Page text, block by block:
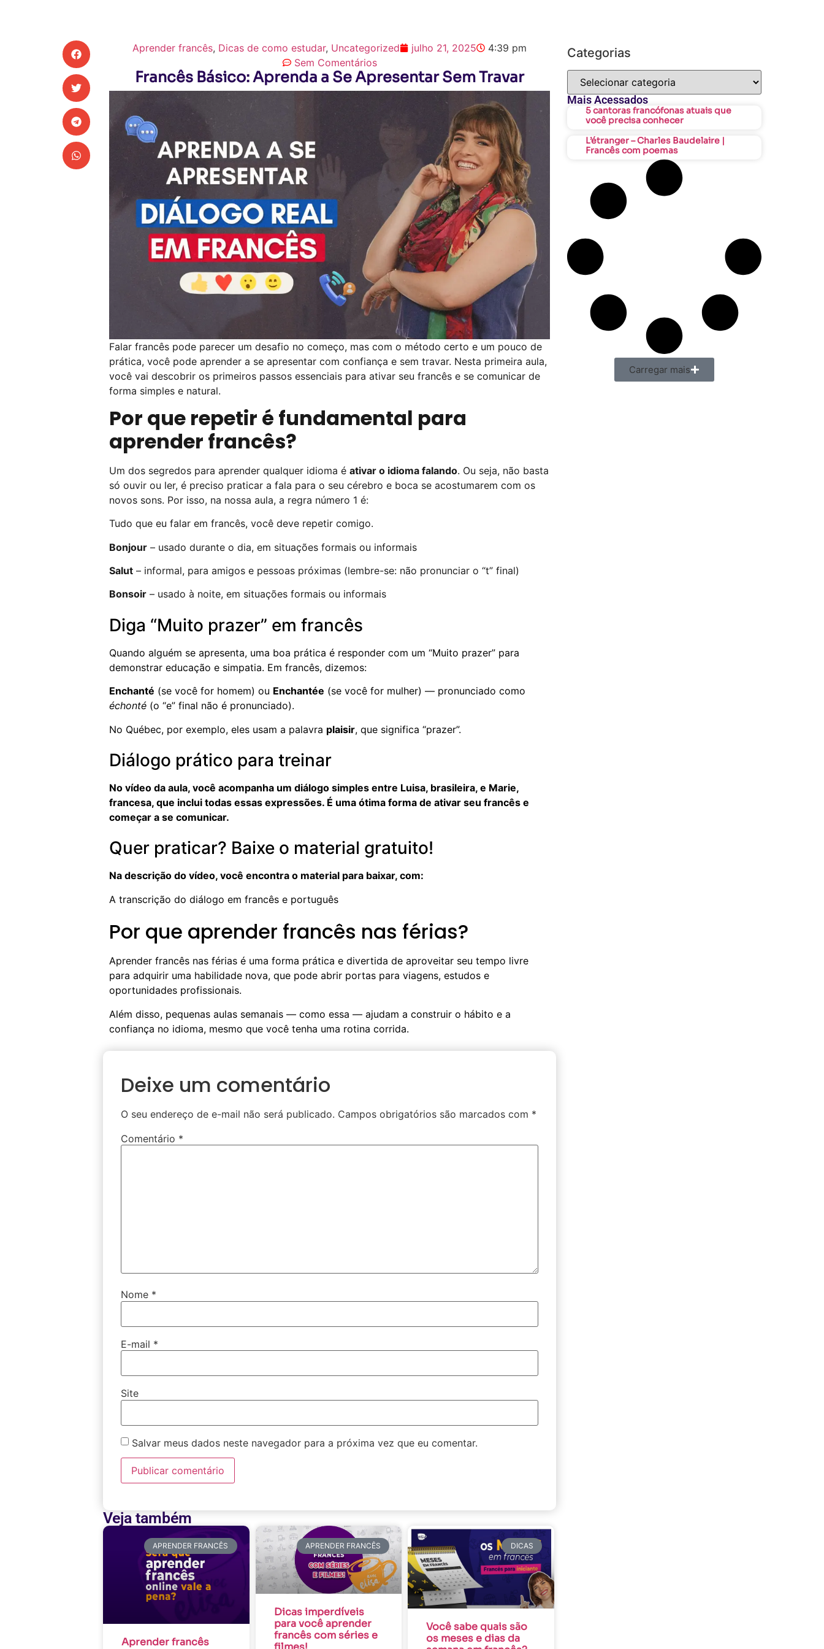
Aprender francês, Dicas de como estudar, Uncategorized julho 21, 2025
4:39 pm
Sem Comentários
Francês Básico: Aprenda a Se Apresentar Sem Travar
Falar francês pode parecer um desafio no começo, mas com o método certo e um pouco de
prática, você pode aprender a se apresentar com confiança e sem travar. Nesta primeira aula,
você vai descobrir os primeiros passos essenciais para ativar seu francês e se comunicar de
forma simples e natural.
Por que repetir é fundamental para
aprender francês?
Um dos segredos para aprender qualquer idioma éativar o idioma falando. Ou seja, não basta
só ouvir ou ler, é preciso praticar a fala para o seu cérebro e boca se acostumarem com os
novos sons. Por isso, na nossa aula, a regra número 1 é:
Tudo que eu falar em francês, você deve repetir comigo.
Bonjour – usado durante o dia, em situações formais ou informais
Salut – informal, para amigos e pessoas próximas (lembre-se: não pronunciar o “t” final)
Bonsoir – usado à noite, em situações formais ou informais
Diga “Muito prazer” em francês
Quando alguém se apresenta, uma boa prática é responder com um “Muito prazer” para
demonstrar educação e simpatia. Em francês, dizemos:
Enchanté (se você for homem) ou Enchantée (se você for mulher) — pronunciado como
échonté (o “e” final não é pronunciado).
No Québec, por exemplo, eles usam a palavra plaisir, que significa “prazer”.
Diálogo prático para treinar
No vídeo da aula, você acompanha um diálogo simples entre Luisa, brasileira, e Marie,
francesa, que inclui todas essas expressões. É uma ótima forma de ativar seu francês e
começar a se comunicar.
Quer praticar? Baixe o material gratuito!
Na descrição do vídeo, você encontra o material para baixar, com:
A transcrição do diálogo em francês e português
Por que aprender francês nas férias?
Aprender francês nas férias é uma forma prática e divertida de aproveitar seu tempo livre
para adquirir uma habilidade nova, que pode abrir portas para viagens, estudos e
oportunidades profissionais.
Além disso, pequenas aulas semanais — como essa — ajudam a construir o hábito e a
confiança no idioma, mesmo que você tenha uma rotina corrida.
Deixe um comentário
O seu endereço de e-mail não será publicado. Campos obrigatórios são marcados com *
Comentário *
Nome *
E-mail *
Site
Salvar meus dados neste navegador para a próxima vez que eu comentar.
Veja também
APRENDER FRANCÊS
Aprender francês
APRENDER FRANCÊS
Dicas imperdíveis
para você aprender
francês com séries e
DICAS
Você sabe quais são
os meses e dias da
Categorias
Mais Acessados
5 cantoras francófonas atuais que
você precisa conhecer
L’étranger – Charles Baudelaire |
Francês com poemas
Carregar mais